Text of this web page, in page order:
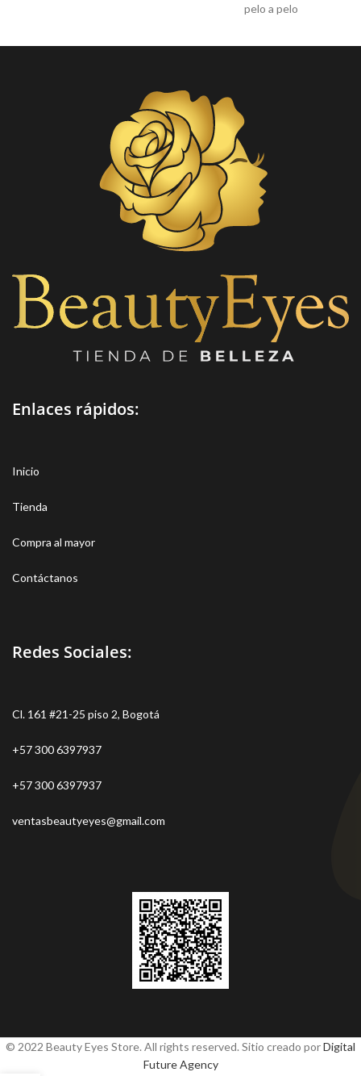
pelo a pelo
Enlaces rápidos:
Inicio
Tienda
Compra al mayor
Contáctanos
Redes Sociales:
Cl. 161 #21-25 piso 2, Bogotá
+57 300 6397937
+57 300 6397937
ventasbeautyeyes@gmail.com
© 2022 Beauty Eyes Store. All rights reserved. Sitio creado porDigital
Future Agency